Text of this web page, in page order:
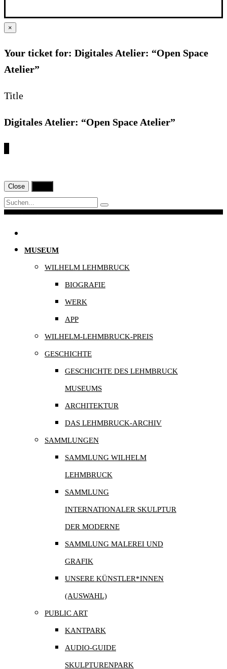
×
Your ticket for: Digitales Atelier: “Open Space
Atelier”
Title
Digitales Atelier: “Open Space Atelier”
Close
Navigation
MUSEUM
WILHELM LEHMBRUCK
BIOGRAFIE
WERK
APP
WILHELM-LEHMBRUCK-PREIS
GESCHICHTE
GESCHICHTE DES LEHMBRUCK
MUSEUMS
ARCHITEKTUR
DAS LEHMBRUCK-ARCHIV
SAMMLUNGEN
SAMMLUNG WILHELM
LEHMBRUCK
SAMMLUNG
INTERNATIONALER SKULPTUR
DER MODERNE
SAMMLUNG MALEREI UND
GRAFIK
UNSERE KÜNSTLER*INNEN
(AUSWAHL)
PUBLIC ART
KANTPARK
AUDIO-GUIDE
SKULPTURENPARK